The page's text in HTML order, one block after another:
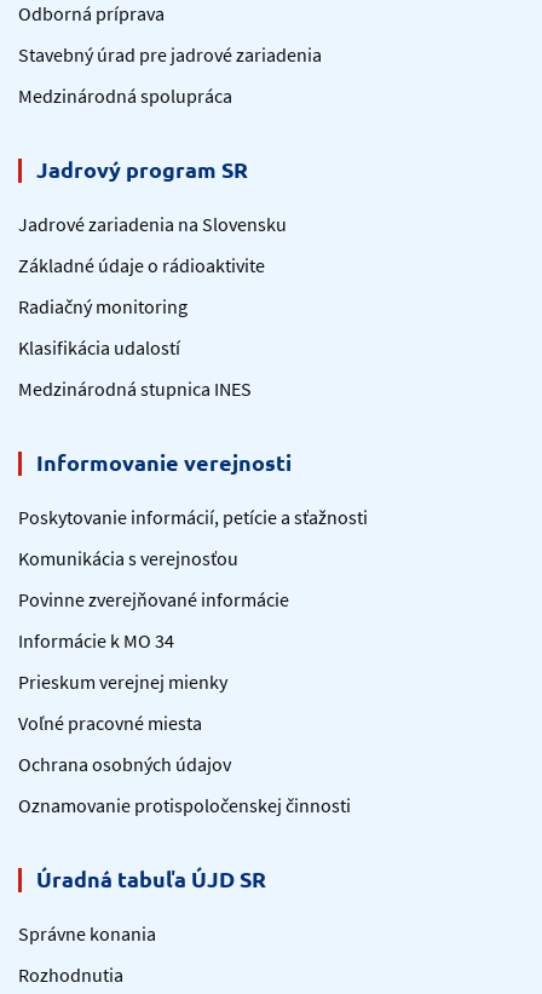
Odborná príprava
Stavebný úrad pre jadrové zariadenia
Medzinárodná spolupráca
Jadrový program SR
Jadrové zariadenia na Slovensku
Základné údaje o rádioaktivite
Radiačný monitoring
Klasifikácia udalostí
Medzinárodná stupnica INES
Informovanie verejnosti
Poskytovanie informácií, petície a sťažnosti
Komunikácia s verejnosťou
Povinne zverejňované informácie
Informácie k MO 34
Prieskum verejnej mienky
Voľné pracovné miesta
Ochrana osobných údajov
Oznamovanie protispoločenskej činnosti
Úradná tabuľa ÚJD SR
Správne konania
Rozhodnutia